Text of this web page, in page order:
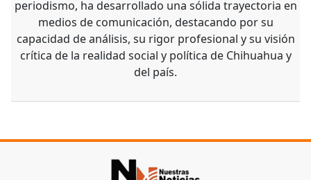
Alfredo Martínez Sosa es Editor en Jefe de Noticieros
Radiorama, donde encabeza el trabajo informativo
con responsabilidad, liderazgo y compromiso hacia la
audiencia. Con más de 20 años de experiencia en el
periodismo, ha desarrollado una sólida trayectoria en
del país.